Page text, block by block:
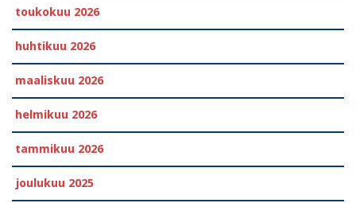
toukokuu 2026
huhtikuu 2026
maaliskuu 2026
helmikuu 2026
tammikuu 2026
joulukuu 2025